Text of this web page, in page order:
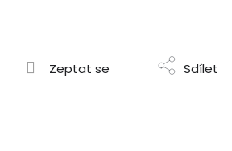
Zeptat se Sdílet